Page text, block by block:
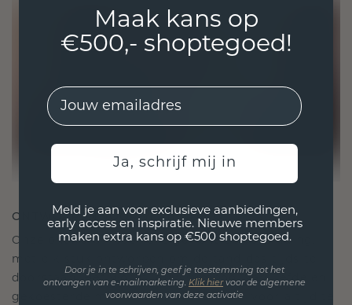
ONTWORPEN VOOR VERBINDING
Onze ontwerpfilosofie is gericht op verbinding,
met elk stuk ontworpen om de tand des tijds te
doorstaan. Het wordt jouw symbool van liefde en
gekoesterde momenten, bedoeld om voor altijd te
Maak kans op
€500,- shoptegoed!
EMail
Ja, schrijf mij in
Meld je aan voor exclusieve aanbiedingen,
early access en inspiratie. Nieuwe members
maken extra kans op €500 shoptegoed.
Door je in te schrijven, geef je toestemming tot het
ontvangen van e-mailmarketing. Klik hiervoor de algemene
voorwaarden van deze activatie